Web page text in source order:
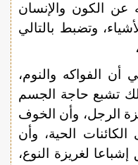
عن الكون والإنسان
وتضبط بالتالي
أن الفواكه والنوم،
تشبع حاجة الجسم
الرجل، وأن الخوف
الحية، وأن
إشباعا لغريزة النوع،